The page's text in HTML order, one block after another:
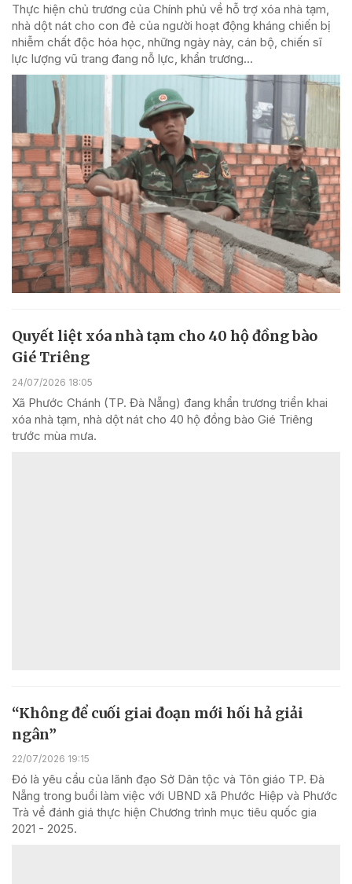
Thực hiện chủ trương của Chính phủ về hỗ trợ xóa nhà tạm,
nhà dột nát cho con đẻ của người hoạt động kháng chiến bị
nhiễm chất độc hóa học, những ngày này, cán bộ, chiến sĩ
lực lượng vũ trang đang nỗ lực, khẩn trương...
Quyết liệt xóa nhà tạm cho 40 hộ đồng bào
Gié Triêng
24/07/2026 18:05
Xã Phước Chánh (TP. Đà Nẵng) đang khẩn trương triển khai
xóa nhà tạm, nhà dột nát cho 40 hộ đồng bào Gié Triêng
trước mùa mưa.
“Không để cuối giai đoạn mới hối hả giải
ngân”
22/07/2026 19:15
Đó là yêu cầu của lãnh đạo Sở Dân tộc và Tôn giáo TP. Đà
Nẵng trong buổi làm việc với UBND xã Phước Hiệp và Phước
Trà về đánh giá thực hiện Chương trình mục tiêu quốc gia
2021 - 2025.